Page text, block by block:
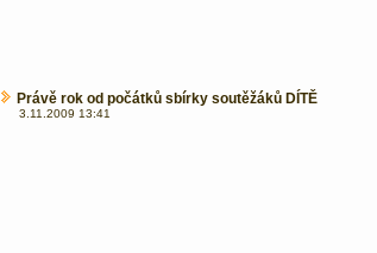
Právě rok od počátků sbírky soutěžáků DÍTĚ
3.11.2009 13:41